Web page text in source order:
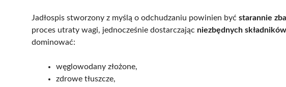
Jadłospis stworzony z myślą o odchudzaniu powinien być starannie
proces utraty wagi, jednocześnie dostarczając niezbędnych
dominować:
węglowodany złożone,
zdrowe tłuszcze,